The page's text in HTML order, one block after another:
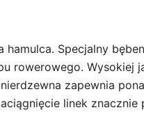
hamulca. Specjalny
rowerowego. Wysokiej
zapewnia
linek